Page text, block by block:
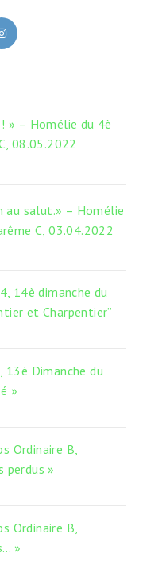
S’ouvre
» – Homélie du 4è
08.05.2022
au salut.» – Homélie
C, 03.04.2022
14è dimanche du
et Charpentier”
Dimanche du
»
Ordinaire B,
perdus »
Ordinaire B,
»